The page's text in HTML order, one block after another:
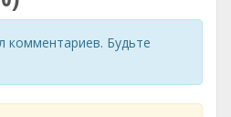
комментариев. Будьте